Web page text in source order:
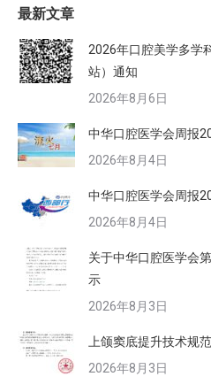
最新文章
2026年口腔美学多学
站）通知
2026年8月6日
中华口腔医学会周报
2026年8月4日
中华口腔医学会周报
2026年8月4日
关于中华口腔医学会
示
2026年8月3日
上颌窦底提升技术规
2026年8月3日